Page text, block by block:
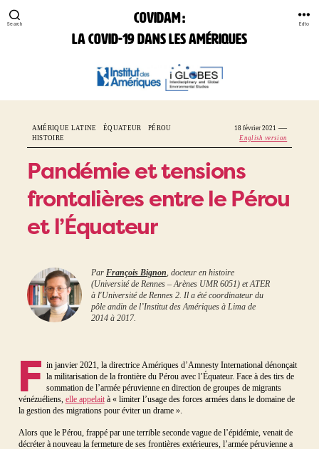
Search
COVIDAM :
la Covid-19 dans les Amériques
19
les
Édito
AMÉRIQUE LATINE ÉQUATEUR
PÉROU
HISTOIRE
18 février 2021 —
English version
Pandémie et tensions
frontalières entre le Pérou
et l’Équateur
Par François Bignon, docteur en histoire
(Université de Rennes – Arènes UMR 6051) et ATER
à l'Université de Rennes 2. Il a été coordinateur du
pôle andin de l’Institut des Amériques à Lima de
2014 à 2017.
F in janvier 2021, la directrice Amériques d’Amnesty International dénonçait
la militarisation de la frontière du Pérou avec l’Équateur. Face à des tirs de
sommation de l’armée péruvienne en direction de groupes de migrants
vénézuéliens, elle appelaità « limiter l’usage des forces armées dans le domaine de
la gestion des migrations pour éviter un drame ».
Alors que le Pérou, frappé par une terrible seconde vague de l’épidémie, venait de
décréter à nouveau la fermeture de ses frontières extérieures, l’armée péruvienne a